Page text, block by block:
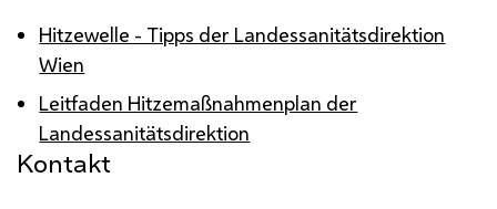
Hitzewelle - Tipps der Landessanitätsdirektion
Wien
Leitfaden Hitzemaßnahmenplan der
Landessanitätsdirektion
Kontakt